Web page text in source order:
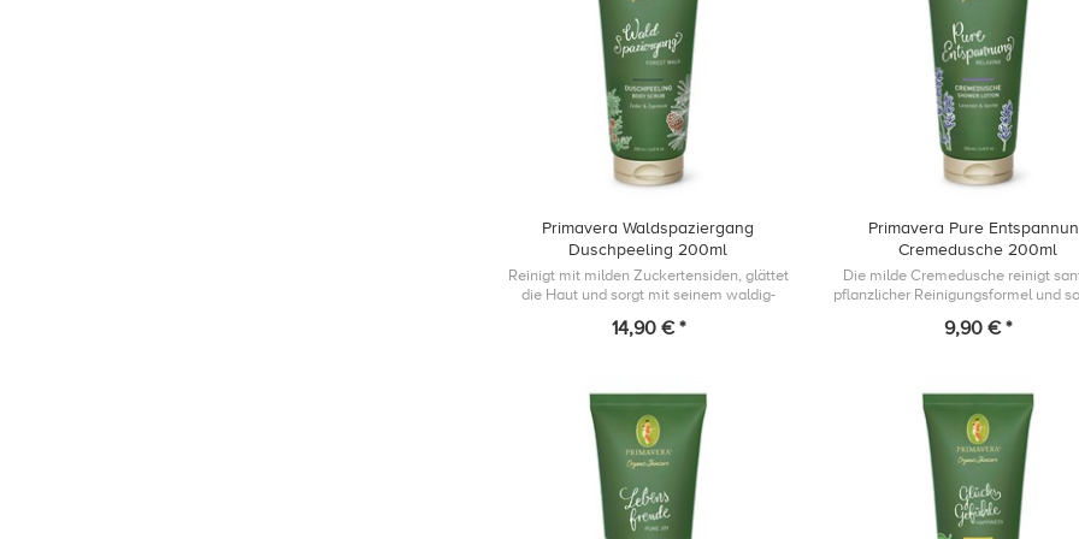
Primavera Waldspaziergang
Duschpeeling 200ml
Reinigt mit milden Zuckertensiden, glättet
die Haut und sorgt mit seinem waldig-
Zypresse für Kraft und Klarheit.
14,90 € *
Primavera Pure
Cremedusche 200ml
Die milde Cremedusche reinigt
pflanzlicher Reinigungsformel und
und Bio Vanille für beruhigende
9,90 € *